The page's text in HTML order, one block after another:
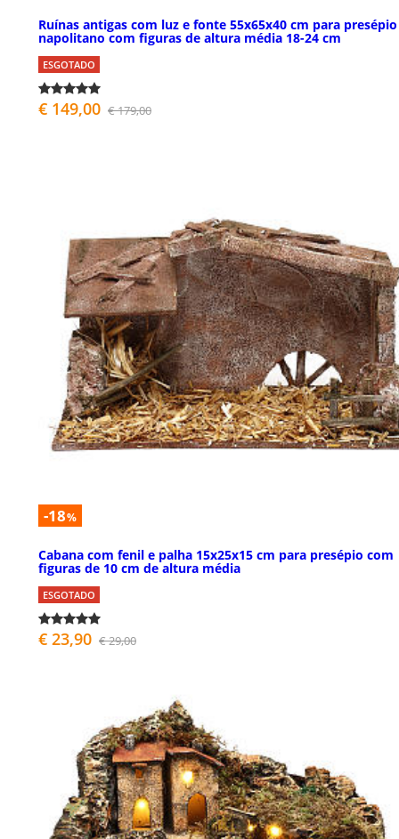
Ruínas antigas com luz e fonte 55x65x40 cm para presépio
napolitano com figuras de altura média 18-24 cm
ESGOTADO
€ 149,00 € 179,00
-18%
Cabana com fenil e palha 15x25x15 cm para presépio com
figuras de 10 cm de altura média
ESGOTADO
€ 23,90 € 29,00